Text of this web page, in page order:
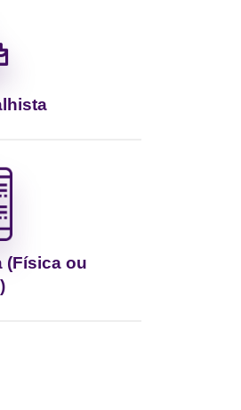
(Física ou